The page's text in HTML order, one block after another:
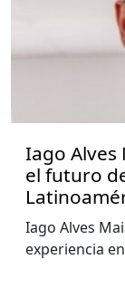
Iago Alves
el futuro
Iago Alves
experiencia